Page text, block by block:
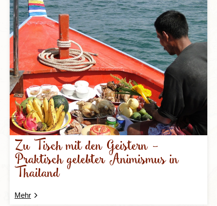
Zu Tisch mit den Geistern –
Praktisch gelebter Animismus in
Thailand
Mehr